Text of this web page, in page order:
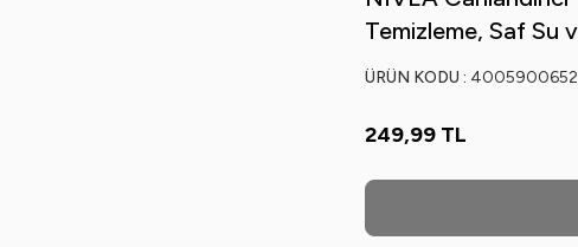
Temizleme, Saf Su
ÜRÜN KODU :
249,99 TL